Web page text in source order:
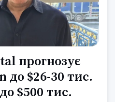
прогнозує
до $26-30 тис.
$500 тис.